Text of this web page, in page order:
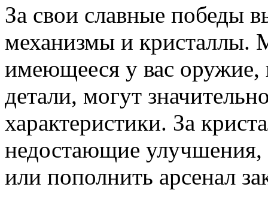
За свои славные победы
механизмы и кристаллы.
имеющееся у вас оружие,
детали, могут
характеристики. За
недостающие улучшения,
или пополнить арсенал